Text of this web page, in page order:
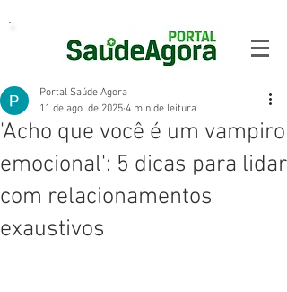
'Acho que você é um vampiro
emocional': 5 dicas para lidar
com relacionamentos
exaustivos
Portal Saúde Agora
11 de ago. de 2025 4 min de leitura